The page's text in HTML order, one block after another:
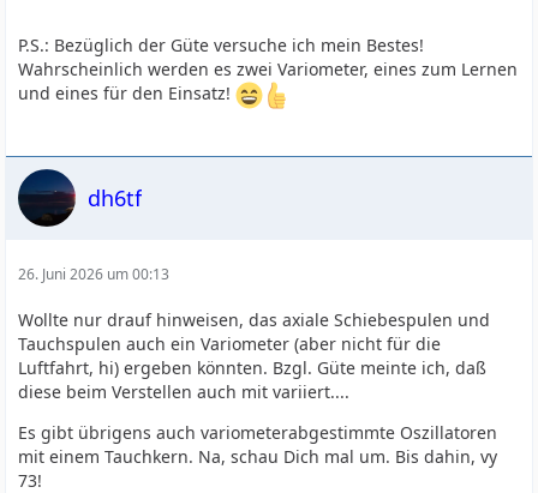
P.S.: Bezüglich der Güte versuche ich mein Bestes!
Wahrscheinlich werden es zwei Variometer, eines zum Lernen
und eines für den Einsatz!
dh6tf
26. Juni 2026 um 00:13
Wollte nur drauf hinweisen, das axiale Schiebespulen und
Tauchspulen auch ein Variometer (aber nicht für die
Luftfahrt, hi) ergeben könnten. Bzgl. Güte meinte ich, daß
diese beim Verstellen auch mit variiert....
Es gibt übrigens auch variometerabgestimmte Oszillatoren
mit einem Tauchkern. Na, schau Dich mal um. Bis dahin, vy
73!